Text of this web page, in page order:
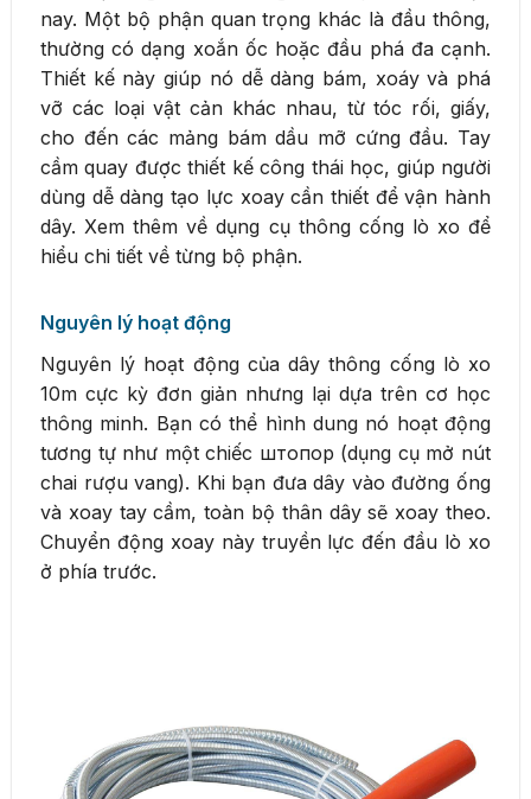
nay. Một bộ phận quan trọng khác là đầu thông,
thường có dạng xoắn ốc hoặc đầu phá đa cạnh.
Thiết kế này giúp nó dễ dàng bám, xoáy và phá
vỡ các loại vật cản khác nhau, từ tóc rối, giấy,
cho đến các mảng bám dầu mỡ cứng đầu. Tay
cầm quay được thiết kế công thái học, giúp người
dùng dễ dàng tạo lực xoay cần thiết để vận hành
dây. Xem thêm về dụng cụ thông cống lò xo để
hiểu chi tiết về từng bộ phận.
Nguyên lý hoạt động
Nguyên lý hoạt động của dây thông cống lò xo
10m cực kỳ đơn giản nhưng lại dựa trên cơ học
thông minh. Bạn có thể hình dung nó hoạt động
tương tự như một chiếc штопор (dụng cụ mở nút
chai rượu vang). Khi bạn đưa dây vào đường ống
và xoay tay cầm, toàn bộ thân dây sẽ xoay theo.
Chuyển động xoay này truyền lực đến đầu lò xo
ở phía trước.